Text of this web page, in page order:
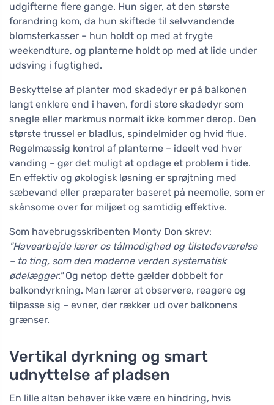
udgifterne flere gange. Hun siger, at den største
forandring kom, da hun skiftede til selvvandende
blomsterkasser – hun holdt op med at frygte
weekendture, og planterne holdt op med at lide under
udsving i fugtighed.
Beskyttelse af planter mod skadedyr er på balkonen
langt enklere end i haven, fordi store skadedyr som
snegle eller markmus normalt ikke kommer derop. Den
største trussel er bladlus, spindelmider og hvid flue.
Regelmæssig kontrol af planterne – ideelt ved hver
vanding – gør det muligt at opdage et problem i tide.
En effektiv og økologisk løsning er sprøjtning med
sæbevand eller præparater baseret på neemolie, som er
skånsome over for miljøet og samtidig effektive.
Som havebrugsskribenten Monty Don skrev:
"Havearbejde lærer os tålmodighed og tilstedeværelse
– to ting, som den moderne verden systematisk
ødelægger."Og netop dette gælder dobbelt for
balkondyrkning. Man lærer at observere, reagere og
tilpasse sig – evner, der rækker ud over balkonens
grænser.
Vertikal dyrkning og smart
udnyttelse af pladsen
En lille altan behøver ikke være en hindring, hvis